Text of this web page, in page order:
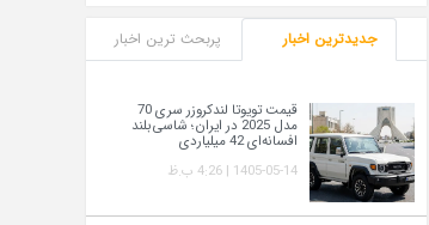
جدیدترین اخبار پربحث ترین اخبار
قیمت تویوتا لندکروزر سری 70
مدل 2025 در ایران؛ شاسی‌بلند
افسانه‌ای 42 میلیاردی
1405-05-14 | 4:26 ب.ظ